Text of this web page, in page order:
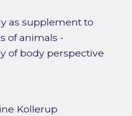
as supplement to
of animals -
of body perspective
Kollerup